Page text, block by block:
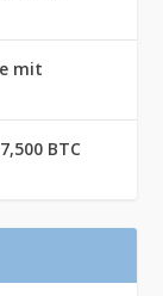
mit
BTC